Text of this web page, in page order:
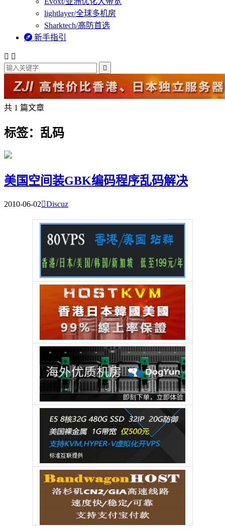
lightlayer/全球多机房
Sharktech/高防首选
 新手指引
 

共 1 篇文章
标签：乱码
美国空间装GBK编码程序乱码解决
2010-06-02Discuz